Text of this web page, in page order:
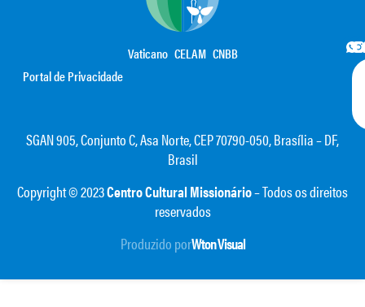
Vaticano CELAM CNBB
Portal de Privacidade
SGAN 905, Conjunto C, Asa Norte, CEP 70790-050, Brasília – DF,
Brasil
Copyright © 2023Centro Cultural Missionário– Todos os direitos
reservados
Produzido porWton Visual